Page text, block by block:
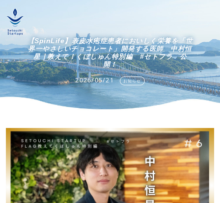
【SpinLife】表皮水疱症患者においしく栄養を「世
界一やさしいチョコレート」開発する医師 中村恒
星｜教えて！くぼしゅん特別編 #セトフラ 公
開！
2026/05/21 お知らせ